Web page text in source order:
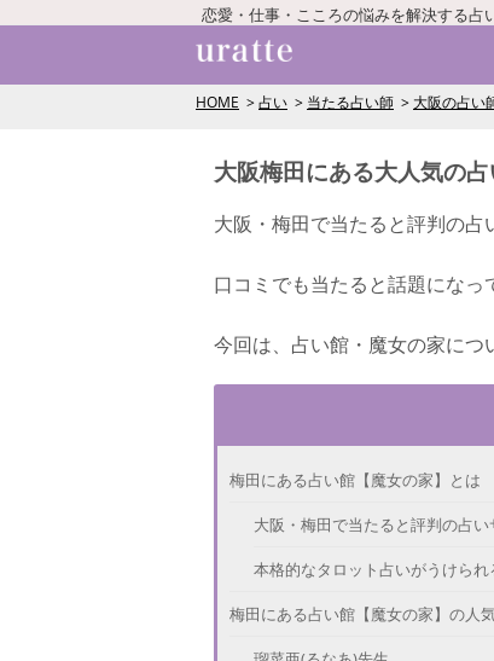
恋愛・仕事・こころの悩みを解決する占
HOME 占い 当たる占い師 大阪の占い
大阪梅田にある大人気の
大阪・梅田で当たると評判の占
口コミでも当たると話題になっ
今回は、占い館・魔女の家につ
梅田にある占い館【魔女の家】とは
大阪・梅田で当たると評判の占い
本格的なタロット占いがうけられ
梅田にある占い館【魔女の家】の人